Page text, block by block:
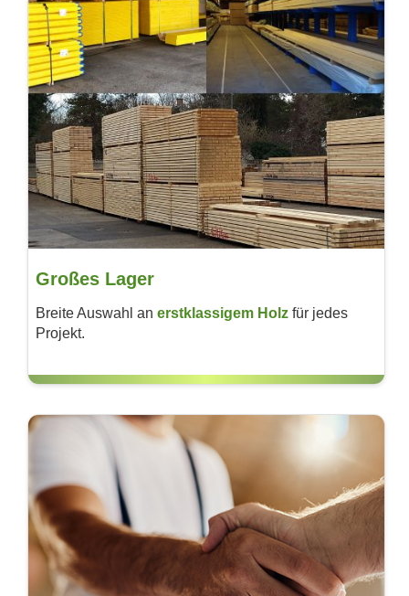
Großes Lager
Breite Auswahl anerst­klassigem Holz für jedes
Projekt.